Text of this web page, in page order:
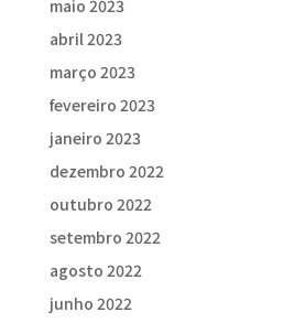
maio 2023
abril 2023
março 2023
fevereiro 2023
janeiro 2023
dezembro 2022
outubro 2022
setembro 2022
agosto 2022
junho 2022